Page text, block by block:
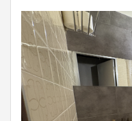
Previous